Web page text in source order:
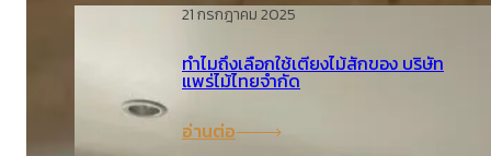
21 กรกฎาคม 2025
ทำไมถึงเลือกใช้เตียงไม้สักของ บริษัท
แพร่ไม้ไทยจำกัด
อ่านต่อ